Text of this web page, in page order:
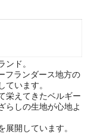
ンド。
フランダース地方の
います。
栄えてきたベルギー
らしの生地が心地よ
開しています。